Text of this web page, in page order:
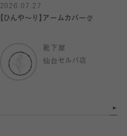
2026.07.27
【ひんや〜り】アームカバー🍨
靴下屋
仙台セルバ店